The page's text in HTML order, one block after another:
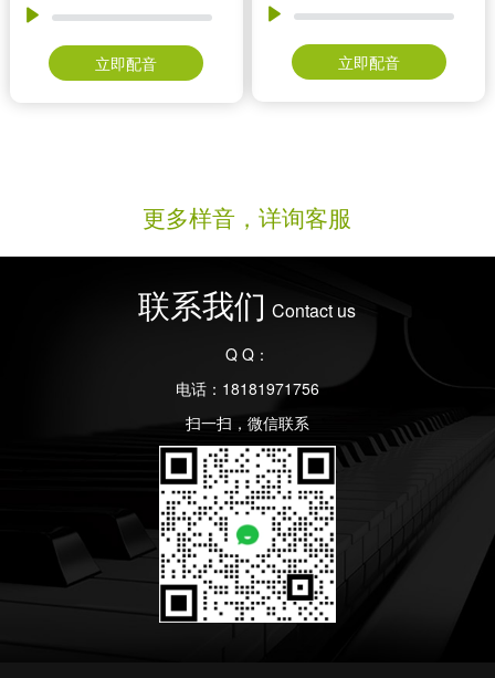
立即配音 立即配音
更多样音，详询客服
联系我们 Contact us
Q Q：
电话：18181971756
扫一扫，微信联系